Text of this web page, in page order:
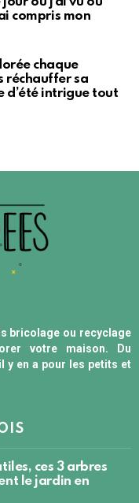
compris mon
chaque
réchauffer sa
d’été intrigue tout
bricolage ou recyclage
votre maison. Du
y en a pour les petits et
ces 3 arbres
le jardin en